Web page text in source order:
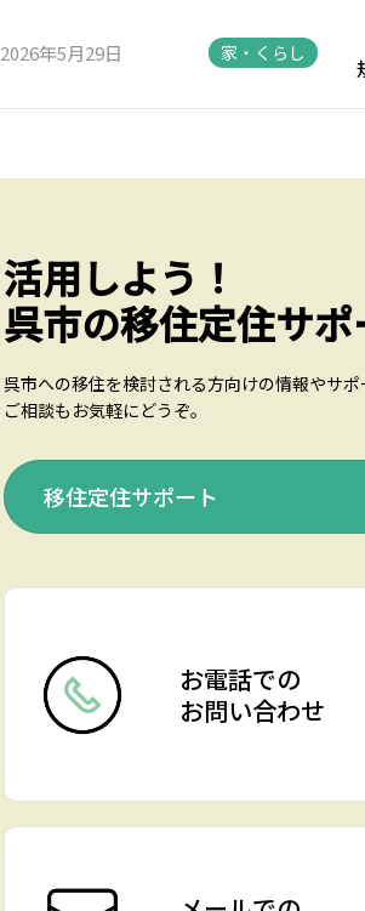
2026年5月29日 家・くらし
活用しよう！
呉市の移住定住サポ
呉市への移住を検討される方向けの情報やサ
ご相談もお気軽にどうぞ。
移住定住サポート
お電話での
お問い合わせ